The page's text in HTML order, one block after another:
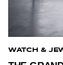
WATCH &